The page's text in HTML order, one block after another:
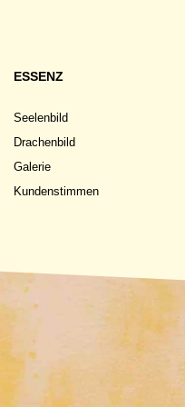
ESSENZ
Seelenbild
Drachenbild
Galerie
Kundenstimmen